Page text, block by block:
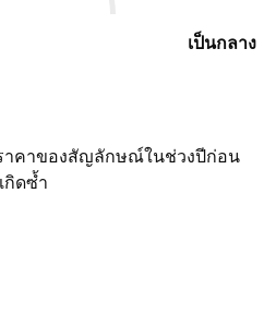
เป็นกลาง
าคาของสัญลักษณ์ในช่วงปีก่อน
กิดซ้ำ